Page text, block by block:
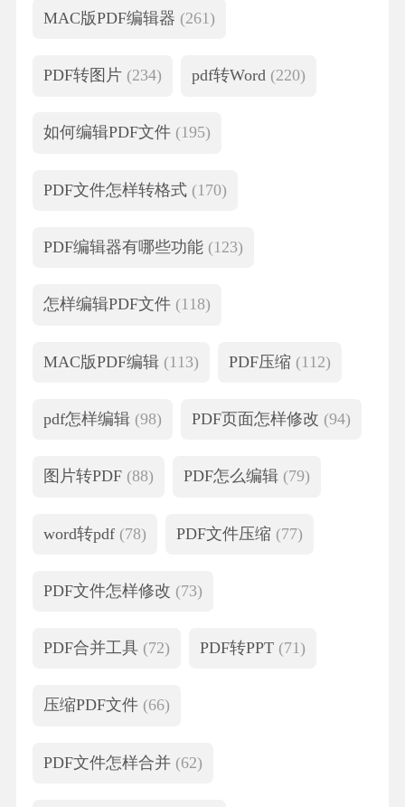
MAC版PDF编辑器 (261)
PDF转图片 (234) pdf转Word (220)
如何编辑PDF文件 (195)
PDF文件怎样转格式 (170)
PDF编辑器有哪些功能 (123)
怎样编辑PDF文件 (118)
MAC版PDF编辑 (113) PDF压缩 (112)
pdf怎样编辑 (98) PDF页面怎样修改 (94)
图片转PDF (88) PDF怎么编辑 (79)
word转pdf (78) PDF文件压缩 (77)
PDF文件怎样修改 (73)
PDF合并工具 (72) PDF转PPT (71)
压缩PDF文件 (66)
PDF文件怎样合并 (62)